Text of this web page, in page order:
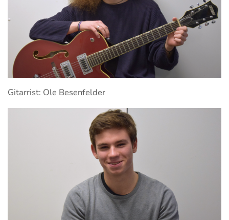
Gitarrist: Ole Besenfelder